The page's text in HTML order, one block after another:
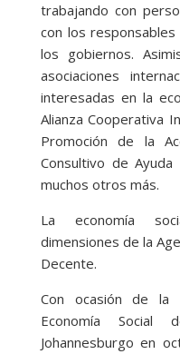
trabajando con
con los
los gobiernos.
asociaciones
interesadas en la
Alianza Cooperativa
Promoción de la
Consultivo de
muchos otros más.
La economía
dimensiones de la
Decente.
Con ocasión de la
Economía
Johannesburgo en